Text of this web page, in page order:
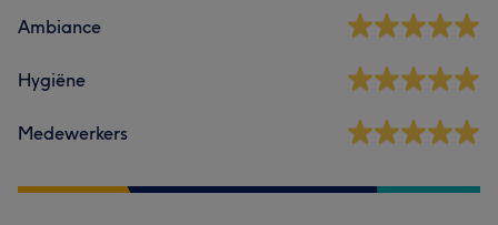
Ambiance
Hygiëne
Medewerkers